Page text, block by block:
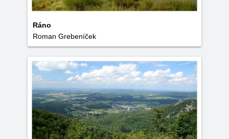
Ráno
Roman Grebeníček